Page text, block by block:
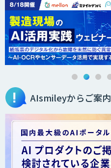
AIsmileyからご案内